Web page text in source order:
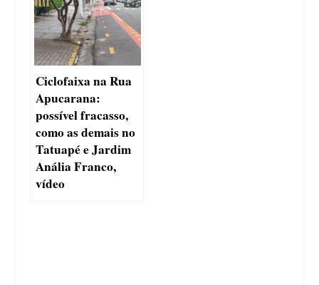
Ciclofaixa na Rua
Apucarana:
possível fracasso,
como as demais no
Tatuapé e Jardim
Anália Franco,
vídeo